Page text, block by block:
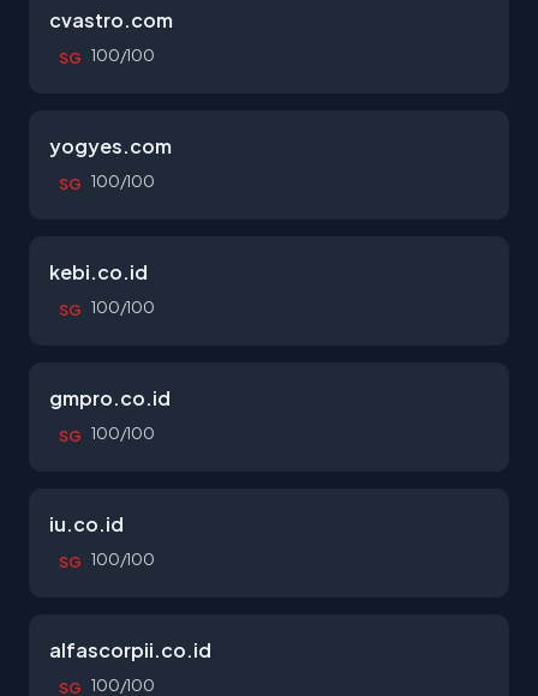
cvastro.com
SG 100/100
yogyes.com
SG 100/100
kebi.co.id
SG 100/100
gmpro.co.id
SG 100/100
iu.co.id
SG 100/100
alfascorpii.co.id
SG 100/100